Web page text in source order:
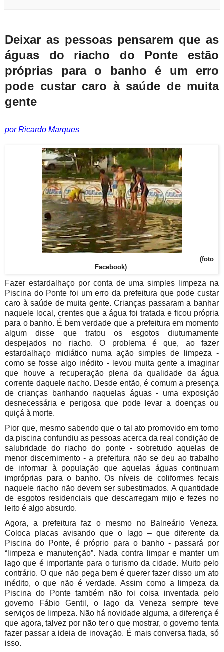
Deixar as pessoas pensarem que as
águas do riacho do Ponte estão
próprias para o banho é um erro
pode custar caro à saúde de muita
gente
por Ricardo Marques
(foto
Facebook)
Fazer estardalhaço por conta de uma simples limpeza na
Piscina do Ponte foi um erro da prefeitura que pode custar
caro à saúde de muita gente. Crianças passaram a banhar
naquele local, crentes que a água foi tratada e ficou própria
para o banho. É bem verdade que a prefeitura em momento
algum disse que tratou os esgotos diuturnamente
despejados no riacho. O problema é que, ao fazer
estardalhaço midiático numa ação simples de limpeza -
como se fosse algo inédito - levou muita gente a imaginar
que houve a recuperação plena da qualidade da água
corrente daquele riacho. Desde então, é comum a presença
de crianças banhando naquelas águas - uma exposição
desnecessária e perigosa que pode levar a doenças ou
quiçá à morte.
Pior que, mesmo sabendo que o tal ato promovido em torno
da piscina confundiu as pessoas acerca da real condição de
salubridade do riacho do ponte - sobretudo aquelas de
menor discernimento - a prefeitura não se deu ao trabalho
de informar à população que aquelas águas continuam
impróprias para o banho. Os níveis de coliformes fecais
naquele riacho não devem ser subestimados. A quantidade
de esgotos residenciais que descarregam mijo e fezes no
leito é algo absurdo.
Agora, a prefeitura faz o mesmo no Balneário Veneza.
Coloca placas avisando que o lago – que diferente da
Piscina do Ponte, é próprio para o banho - passará por
“limpeza e manutenção”. Nada contra limpar e manter um
lago que é importante para o turismo da cidade. Muito pelo
contrário. O que não pega bem é querer fazer disso um ato
inédito, o que não é verdade. Assim como a limpeza da
Piscina do Ponte também não foi coisa inventada pelo
governo Fábio Gentil, o lago da Veneza sempre teve
serviços de limpeza. Não há novidade alguma, a diferença é
que agora, talvez por não ter o que mostrar, o governo tenta
fazer passar a ideia de inovação. É mais conversa fiada, só
isso.